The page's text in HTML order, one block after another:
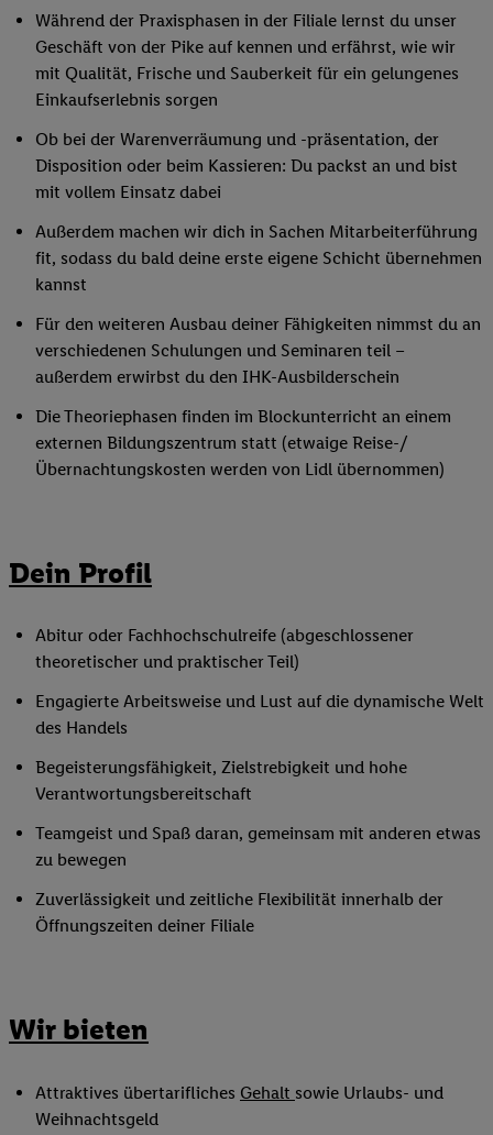
Während der Praxisphasen in der Filiale lernst du unser
Geschäft von der Pike auf kennen und erfährst, wie wir
mit Qualität, Frische und Sauberkeit für ein gelungenes
Einkaufserlebnis sorgen
Ob bei der Warenverräumung und -präsentation, der
Disposition oder beim Kassieren: Du packst an und bist
mit vollem Einsatz dabei
Außerdem machen wir dich in Sachen Mitarbeiterführung
fit, sodass du bald deine erste eigene Schicht übernehmen
kannst
Für den weiteren Ausbau deiner Fähigkeiten nimmst du an
verschiedenen Schulungen und Seminaren teil –
außerdem erwirbst du den IHK-Ausbilderschein
Die Theoriephasen finden im Blockunterricht an einem
externen Bildungszentrum statt (etwaige Reise-/
Übernachtungskosten werden von Lidl übernommen)
Dein Profil
Abitur oder Fachhochschulreife (abgeschlossener
theoretischer und praktischer Teil)
Engagierte Arbeitsweise und Lust auf die dynamische Welt
des Handels
Begeisterungsfähigkeit, Zielstrebigkeit und hohe
Verantwortungsbereitschaft
Teamgeist und Spaß daran, gemeinsam mit anderen etwas
zu bewegen
Zuverlässigkeit und zeitliche Flexibilität innerhalb der
Öffnungszeiten deiner Filiale
Wir bieten
Attraktives übertarifliches Gehalt sowie Urlaubs- und
Weihnachtsgeld